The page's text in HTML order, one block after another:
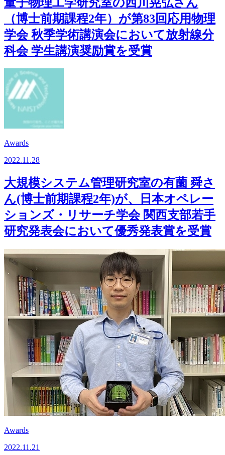
（博士前期課程2年）が第83回応用物理
学会 秋季学術講演会において放射線分
科会 学生講演奨励賞を受賞
Awards
2022.11.28
大規模システム管理研究室の有薗 舜さ
ん(博士前期課程2年)が、日本オペレー
ションズ・リサーチ学会 関西支部若手
研究発表会において優秀発表賞を受賞
Awards
2022.11.21